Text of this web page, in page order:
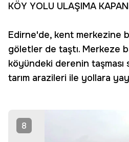
KÖY YOLU ULAŞIMA
Edirne'de, kent merkezine
göletler de taştı. Merkeze
köyündeki derenin taşması
tarım arazileri ile yollara
8